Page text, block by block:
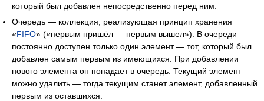
который был добавлен непосредственно перед ним.
Очередь — коллекция, реализующая принцип хранения
«FIFO» («первым пришёл — первым вышел»). В очереди
постоянно доступен только один элемент — тот, который был
добавлен самым первым из имеющихся. При добавлении
нового элемента он попадает в очередь. Текущий элемент
можно удалить — тогда текущим станет элемент, добавленный
первым из оставшихся.